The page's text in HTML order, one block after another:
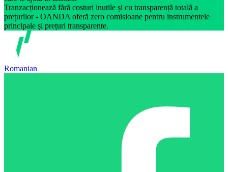
Tranzacționează fără costuri inutile și cu transparență totală a
prețurilor - OANDA oferă zero comisioane pentru instrumentele
principale și prețuri transparente.
Romanian